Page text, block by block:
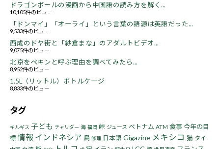
ドラゴンボールの漫画から中国語の読み方を解く...
10,105件のビュー
「ドンマイ」「オーライ」という言葉の語源は英語だった...
9,533件のビュー
西成のドヤ街と「紗倉まな」のアダルトビデオ...
9,075件のビュー
北京をペキンと呼ぶ理由を調べてみたら...
8,952件のビュー
1.5L（リットル）ボトルケージ
8,833件のビュー
タグ
キルギス 子ども チャリダー 海 福岡 峠 ジュース ベトナム ATM 食事今年の目
標情報 インドネシア 鳥 修理 日本語 Gigazine メキシコ 猫 タイ